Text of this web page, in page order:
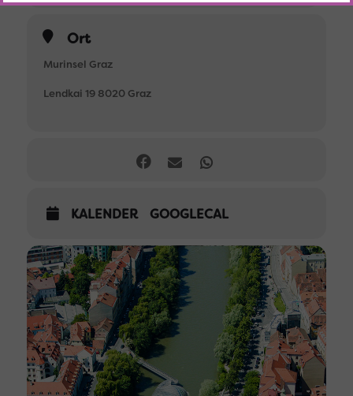
Ort
Murinsel Graz
Lendkai 19 8020 Graz
KALENDER GOOGLECAL